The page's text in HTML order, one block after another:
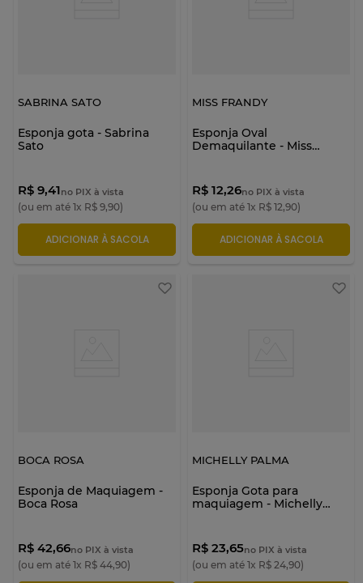
SABRINA SATO
Esponja gota - Sabrina
Sato
R$ 9,41no PIX à vista
(ou em até 1x R$ 9,90)
ADICIONAR À SACOLA
MISS FRANDY
Esponja Oval
Demaquilante - Miss
R$ 12,26no PIX à vista
(ou em até 1x R$ 12,90)
ADICIONAR À SACOLA
BOCA ROSA
Esponja de Maquiagem -
Boca Rosa
R$ 42,66no PIX à vista
(ou em até 1x R$ 44,90)
MICHELLY PALMA
Esponja Gota para
maquiagem - Michelly
R$ 23,65no PIX à vista
(ou em até 1x R$ 24,90)